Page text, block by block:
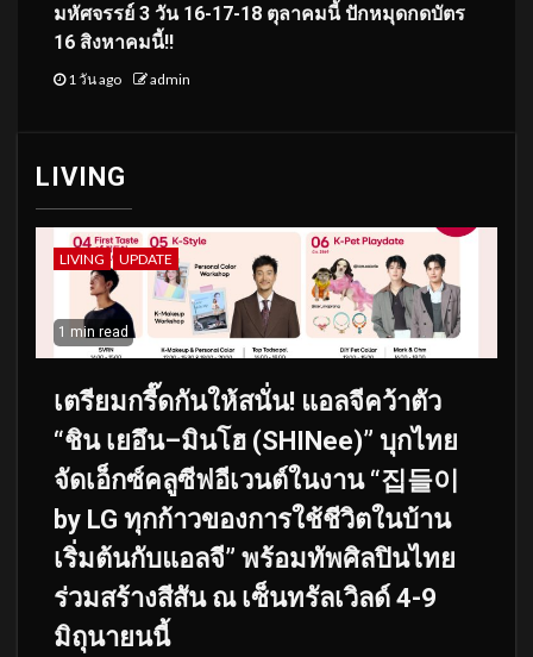
มหัศจรรย์ 3 วัน 16-17-18 ตุลาคมนี้ ปักหมุดกดบัตร
16 สิงหาคมนี้!!
1 วัน ago admin
LIVING
LIVING UPDATE
1 min read
เตรียมกรี๊ดกันให้สนั่น! แอลจีคว้าตัว
“ชิน เยอึน–มินโฮ (SHINee)” บุกไทย
จัดเอ็กซ์คลูซีฟอีเวนต์ในงาน “집들이
by LG ทุกก้าวของการใช้ชีวิตในบ้าน
เริ่มต้นกับแอลจี” พร้อมทัพศิลปินไทย
ร่วมสร้างสีสัน ณ เซ็นทรัลเวิลด์ 4-9
มิถุนายนนี้